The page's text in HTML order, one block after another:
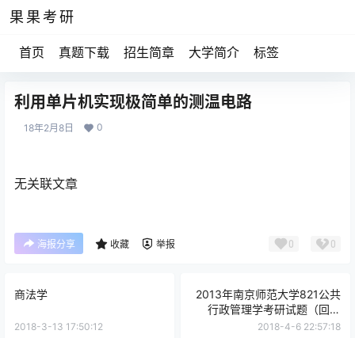
果果考研
首页 真题下载 招生简章 大学简介 标签
利用单片机实现极简单的测温电路
18年2月8日 0
无关联文章
海报分享 收藏 举报 0 0
商法学
2018-3-13 17:50:12
2013年南京师范大学821公共
行政管理学考研试题（回忆
版）
2018-4-6 22:57:18